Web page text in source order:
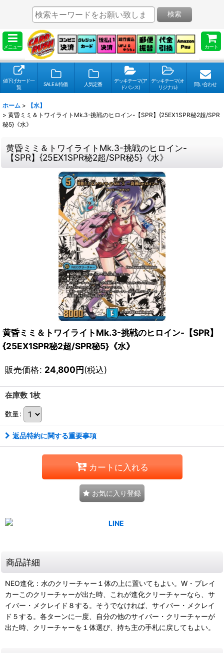
メニュー カート
検索
値下げカード一
覧
SALE＆特価 人気定番
デッキテーマ(ア
ドバンス)
デッキテーマ(オ
リジナル)
問い合わせ
ホーム >
【水】
> 黄昏ミミ＆トワイライトMk.3-挑戦のヒロイン-【SPR】{25EX1SPR秘2超/SPR
秘5}《水》
黄昏ミミ＆トワイライトMk.3-挑戦のヒロイン-
【SPR】{25EX1SPR秘2超/SPR秘5}《水》
黄昏ミミ＆トワイライトMk.3-挑戦のヒロイン-【SPR】
{25EX1SPR秘2超/SPR秘5}《水》
販売価格: 24,800円(税込)
在庫数 1枚
数量:
返品特約に関する重要事項
カートに入れる
お気に入り登録
商品詳細
NEO進化：水のクリーチャー１体の上に置いてもよい。W・ブレイ
カーこのクリーチャーが出た時、これが進化クリーチャーなら、サ
イバー・メクレイド８する。そうでなければ、サイバー・メクレイ
ド５する。各ターンに一度、自分の他のサイバー・クリーチャーが
出た時、クリーチャーを１体選び、持ち主の手札に戻してもよい。